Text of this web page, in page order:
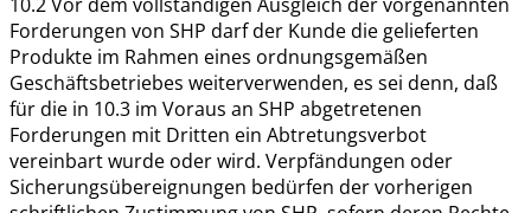
Forderungen von SHP darf der Kunde die gelieferten
Produkte im Rahmen eines ordnungsgemäßen
Geschäftsbetriebes weiterverwenden, es sei denn, daß
für die in 10.3 im Voraus an SHP abgetretenen
Forderungen mit Dritten ein Abtretungsverbot
vereinbart wurde oder wird. Verpfändungen oder
Sicherungsübereignungen bedürfen der vorherigen